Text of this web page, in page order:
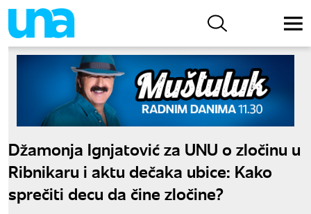
Džamonja Ignjatović za UNU o zločinu u
Ribnikaru i aktu dečaka ubice: Kako
sprečiti decu da čine zločine?